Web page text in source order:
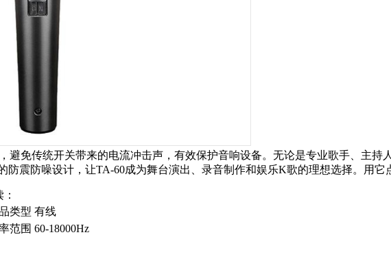
免传统开关带来的电流冲击声，有效保护音响设备。无论是专业歌手、主持
防震防噪设计，让TA-60成为舞台演出、录音制作和娱乐K歌的理想选择。用它
类型 有线
范围 60-18000Hz